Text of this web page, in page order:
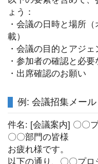
ょう：
・会議の日時と場所
載）
・会議の目的とアジェ
・参加者の確認と必要
・出席確認のお願い
例: 会議招集メール
件名: [会議案内] 〇〇
〇〇部門の皆様
お疲れ様です。
以下の通り、〇〇プ